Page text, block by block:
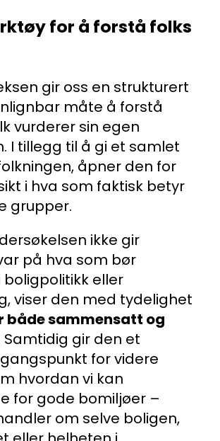
for å forstå folks
gir oss en strukturert
måte å forstå
vurderer sin egen
I tillegg til å gi et samlet
åpner den for
i hva som faktisk betyr
grupper.
ikke gir
på hva som bør
boligpolitikk eller
viser den med tydelighet
både sammensatt og
Samtidig gir den et
for videre
hvordan vi kan
for gode bomiljøer –
om selve boligen,